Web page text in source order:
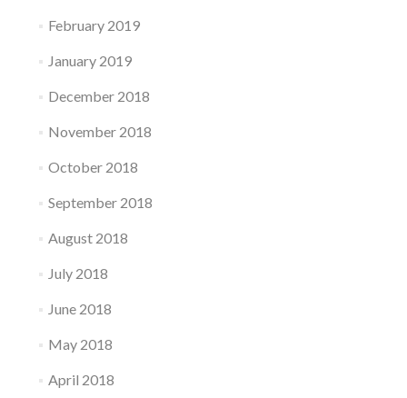
February 2019
January 2019
December 2018
November 2018
October 2018
September 2018
August 2018
July 2018
June 2018
May 2018
April 2018